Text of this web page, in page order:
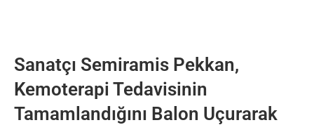
Sanatçı Semiramis Pekkan,
Kemoterapi Tedavisinin
Tamamlandığını Balon Uçurarak